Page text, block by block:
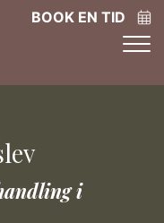
BOOK EN TID
i